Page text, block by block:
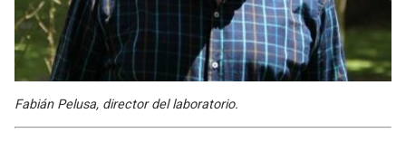
Fabián Pelusa, director del laboratorio.